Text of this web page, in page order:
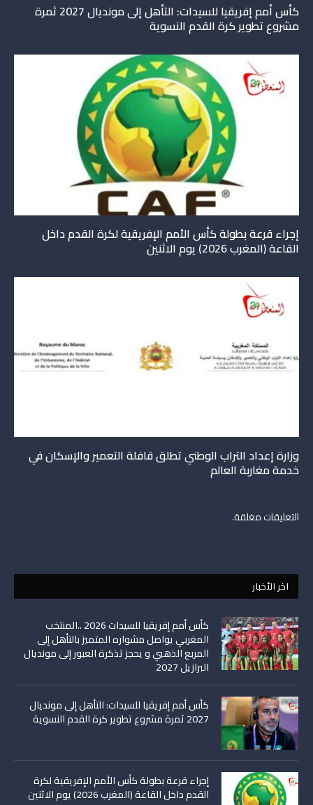
كأس أمم إفريقيا للسيدات: التأهل إلى مونديال 2027 ثمرة
مشروع تطوير كرة القدم النسوية
إجراء قرعة بطولة كأس الأمم الإفريقية لكرة القدم داخل
القاعة (المغرب 2026) يوم الاثنين
وزارة إعداد التراب الوطني تطلق قافلة التعمير والإسكان في
خدمة مغاربة العالم
التعليقات مغلقة.
اخر الأخبار
كأس أمم إفريقيا للسيدات 2026 ..المنتخب
المغربي يواصل مشواره المتميز بالتأهل إلى
المربع الذهبي و يحجز تذكرة العبور إلى مونديال
البرازيل 2027
كأس أمم إفريقيا للسيدات: التأهل إلى مونديال
2027 ثمرة مشروع تطوير كرة القدم النسوية
إجراء قرعة بطولة كأس الأمم الإفريقية لكرة
القدم داخل القاعة (المغرب 2026) يوم الاثنين